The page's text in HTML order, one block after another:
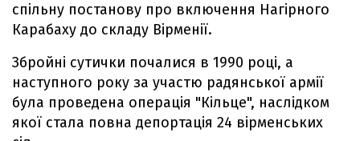
спільну постанову про включення Нагірного
Карабаху до складу Вірменії.
Збройні сутички почалися в 1990 році, а
наступного року за участю радянської армії
була проведена операція "Кільце", наслідком
якої стала повна депортація 24 вірменських